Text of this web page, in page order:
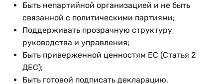
Быть непартийной организацией и не быть
связанной с политическими партиями;
Поддерживать прозрачную структуру
руководства и управления;
Быть приверженной ценностям ЕС (Статья 2
ДЕС);
Быть готовой подписать декларацию,